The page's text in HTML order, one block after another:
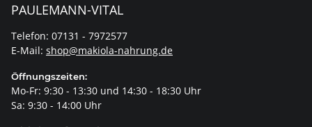
PAULEMANN-VITAL
Telefon: 07131 - 7972577
E-Mail: shop@makiola-nahrung.de
Öffnungszeiten:
Mo-Fr: 9:30 - 13:30 und 14:30 - 18:30 Uhr
Sa: 9:30 - 14:00 Uhr